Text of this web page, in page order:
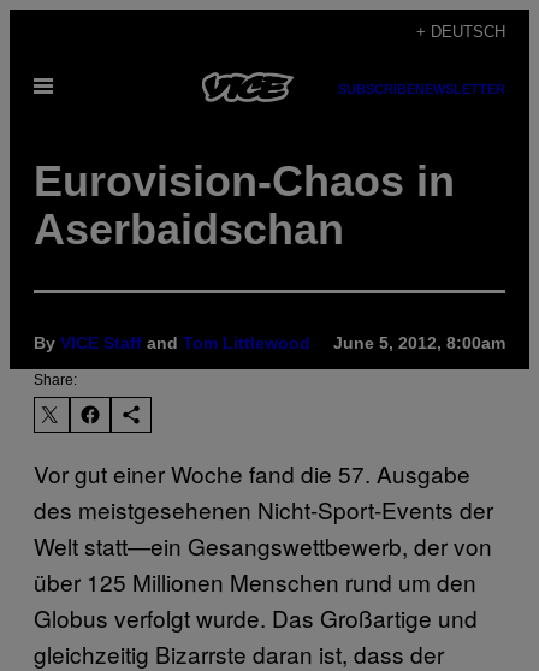
content
+ DEUTSCH
Open
SUBSCRIBENEWSLETTER
Eurovision-Chaos in
Aserbaidschan
By VICE Staff and Tom Littlewood June 5, 2012, 8:00am
Share:
Vor gut einer Woche fand die 57. Ausgabe
des meistgesehenen Nicht-Sport-Events der
Welt statt—ein Gesangswettbewerb, der von
über 125 Millionen Menschen rund um den
Globus verfolgt wurde. Das Großartige und
gleichzeitig Bizarrste daran ist, dass der